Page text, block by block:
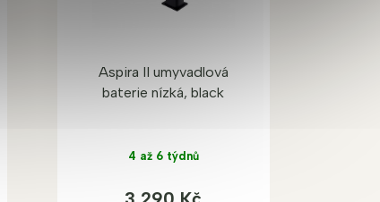
Aspira II umyvadlová
baterie nízká, black
4 až 6 týdnů